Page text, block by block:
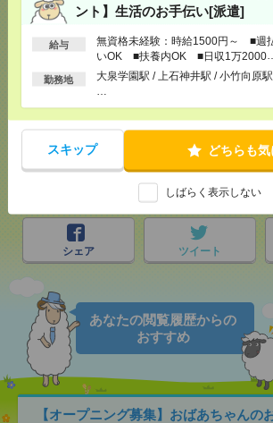
ント】生活のお手伝い[派遣]
給与
無資格未経験：時給1500円～ ■週
いOK ■扶養内OK ■日収1万2000
以上
勤務地
大泉学園駅 / 上石神井駅 / 小竹向原
スキップ どちらも気
しばらく表示しない
応募ページへ
気になる！
シェア ツイート
あなたの閲覧履歴からの
おすすめ
【オープニング募集】おばあちゃんの